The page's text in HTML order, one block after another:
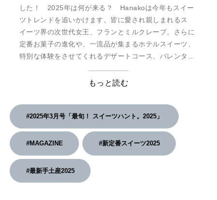
した！ 2025年は何が来る？ Hanakoは今年もスイー
ツトレンドを追いかけます。皆に愛され親しまれるス
イーツ界の次世代女王、フランとミルクレープ。さらに
定番お菓子の進化や、一流品が集まるホテルスイーツ、
特別な体験をさせてくれるデザートコース、バレンタイ
イーツを徹底ハンティング。さらにスペシャルエディ
「甘いもの、好きだよ」と語る彼の、甘い日常を猫目線
でお届 …
もっと読む
#2025年3月号「最旬！ スイーツハント。2025」
#MAGAZINE #新定番スイーツ2025
#最新手土産2025